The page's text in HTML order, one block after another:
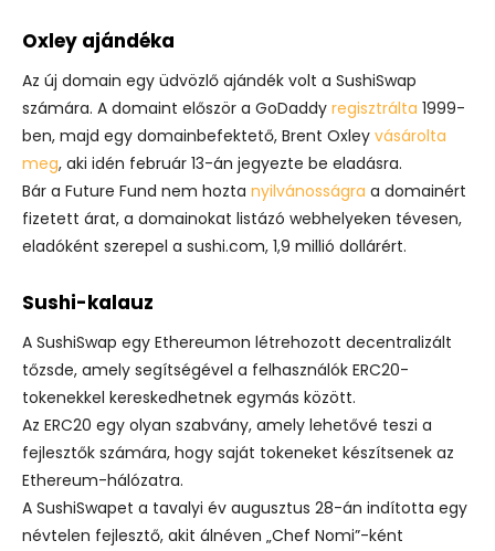
Oxley ajándéka
Az új domain egy üdvözlő ajándék volt a SushiSwap
számára. A domaint először a GoDaddy regisztrálta 1999-
ben, majd egy domainbefektető, Brent Oxley vásárolta
meg, aki idén február 13-án jegyezte be eladásra.
Bár a Future Fund nem hozta nyilvánosságra a domainért
fizetett árat, a domainokat listázó webhelyeken tévesen,
eladóként szerepel a sushi.com, 1,9 millió dollárért.
Sushi-kalauz
A SushiSwap egy Ethereumon létrehozott decentralizált
tőzsde, amely segítségével a felhasználók ERC20-
tokenekkel kereskedhetnek egymás között.
Az ERC20 egy olyan szabvány, amely lehetővé teszi a
fejlesztők számára, hogy saját tokeneket készítsenek az
Ethereum-hálózatra.
A SushiSwapet a tavalyi év augusztus 28-án indította egy
névtelen fejlesztő, akit álnéven „Chef Nomi”-ként